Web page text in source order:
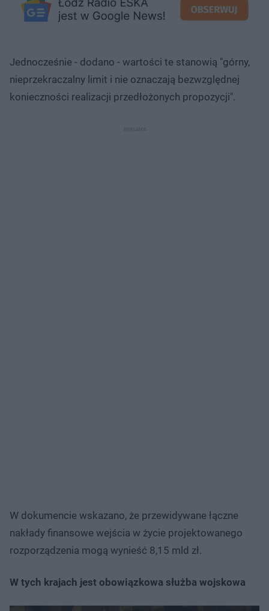
Jednocześnie - dodano - wartości te stanowią "górny,
nieprzekraczalny limit i nie oznaczają bezwzględnej
konieczności realizacji przedłożonych propozycji".
W dokumencie wskazano, że przewidywane łączne
nakłady finansowe wejścia w życie projektowanego
rozporządzenia mogą wynieść 8,15 mld zł.
W tych krajach jest obowiązkowa służba wojskowa